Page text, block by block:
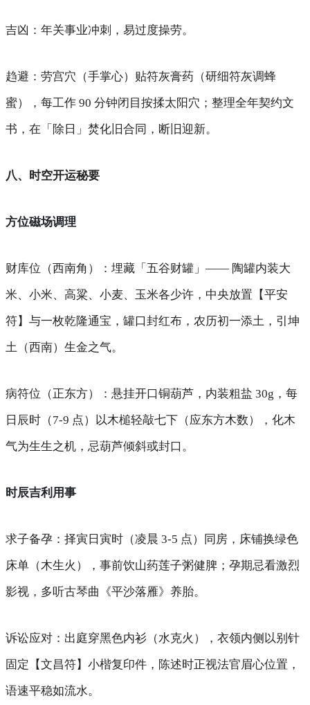
吉凶 ：年关事业冲刺，易过度操劳。
趋避 ：劳宫穴（手掌心）贴符灰膏药（研细符灰调蜂
蜜），每工作 90 分钟闭目按揉太阳穴；整理全年契约文
书，在「除日」焚化旧合同，断旧迎新。
八、时空开运秘要
方位磁场调理
财库位（西南角）
：埋藏「五谷财罐」—— 陶罐内装大
米、小米、高粱、小麦、玉米各少许，中央放置【平安
符】与一枚乾隆通宝，罐口封红布，农历初一添土，引坤
土（西南）生金之气。
病符位（正东方）
：悬挂开口铜葫芦，内装粗盐 30g，每
日辰时（7-9 点）以木槌轻敲七下（应东方木数），化木
气为生生之机，忌葫芦倾斜或封口。
时辰吉利用事
求子备孕 ：择寅日寅时（凌晨 3-5 点）同房，床铺换绿色
床单（木生火），事前饮山药莲子粥健脾；孕期忌看激烈
影视，多听古琴曲《平沙落雁》养胎。
诉讼应对 ：出庭穿黑色内衫（水克火），衣领内侧以别针
固定【文昌符】小楷复印件，陈述时正视法官眉心位置，
语速平稳如流水。